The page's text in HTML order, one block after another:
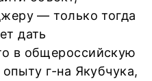
— только тогда
дать
в общероссийскую
г-на Якубчука,